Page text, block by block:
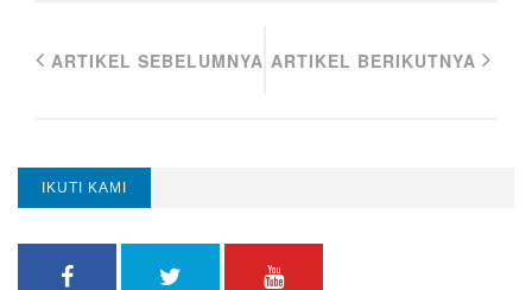
ARTIKEL SEBELUMNYA ARTIKEL BERIKUTNYA
IKUTI KAMI